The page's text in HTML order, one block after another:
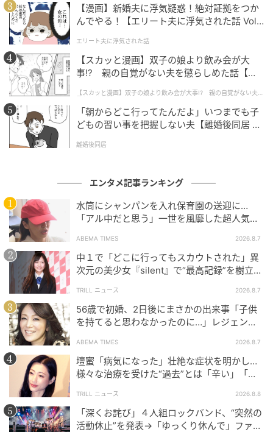
関連記事：
Snow Man向井康二、PUMA GOLF新キ
ャンペーン起用！リアルなゴルフ愛を披露
3. 【愛される素顔】「ツッコミが上手」が一
番の褒め言葉？ 芸人顔負けのサービス精神
新曲『オドロウゼ！』のプロモーションとして公開さ
れた「オドロウゼ！MAGAZINE」では、向井さんの親
しみやすいキャラクターが爆発しました。「最近、メ
は？」という質問に、彼はまさかの「ツッコミが上
手」と回答。
アイドルとしてのビジュアルを褒められる以上に、自
分の言動で周囲が笑顔になることに喜びを感じるとい
う、彼らしいサービス精神が垣間見えます。また、
「スペシャルな時間」として「家族との時間」を挙げ
るなど、多忙な日々の中でも一番身近な人々を大切に
する温かい価値観が、多くのファンの心を掴んでいま
す。
SNSでは「それはもう芸人やん！」という愛のあるツ
ッコミが相次ぐ一方で、「向井くんのツッコミで現場
が明るくなる」「Snow Manに絶対必要な存在」と、
グループにおける彼の役割を再確認する反応もありま
した。
【漫画】新婚夫に浮気疑惑！絶対証拠をつか
んでやる！【エリート夫に浮気された話 Vol.
エリート夫に浮気された話
【スカッと漫画】双子の娘より飲み会が大
事!? 親の自覚がない夫を懲らしめた話【第1
【スカッと漫画】双子の娘より飲み会が大事!? 親の自覚がない夫を
懲らしめた話
「朝からどこ行ってたんだよ」いつまでも子
どもの習い事を把握しない夫【離婚後同居 Vo
離婚後同居
エンタメ記事ランキング
水筒にシャンパンを入れ保育園の送迎に…
「アル中だと思う」一世を風靡した超人気タ
ABEMA TIMES 2026.8.7
中１で「どこに行ってもスカウトされた」異
次元の美少女『silent』で“最高記録”を樹立し
TRILL ニュース 2026.8.7
56歳で初婚、2日後にまさかの出来事「子供
を持てると思わなかったのに…」レジェンド
ABEMA TIMES 2026.8.7
壇蜜「病気になった」壮絶な症状を明かし…
様々な治療を受けた“過去”とは「辛い」「苦
TRILL ニュース 2026.8.8
「深くお詫び」４人組ロックバンド、“突然の
活動休止”を発表→「ゆっくり休んで」ファン